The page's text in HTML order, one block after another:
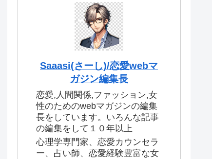
Saaasi(さーし)/恋愛webマ
ガジン編集長
恋愛,人間関係,ファッション,女
性のためのwebマガジンの編集
長をしています。いろんな記事
の編集をして１０年以上
心理学専門家、恋愛カウンセラ
ー、占い師、恋愛経験豊富な女